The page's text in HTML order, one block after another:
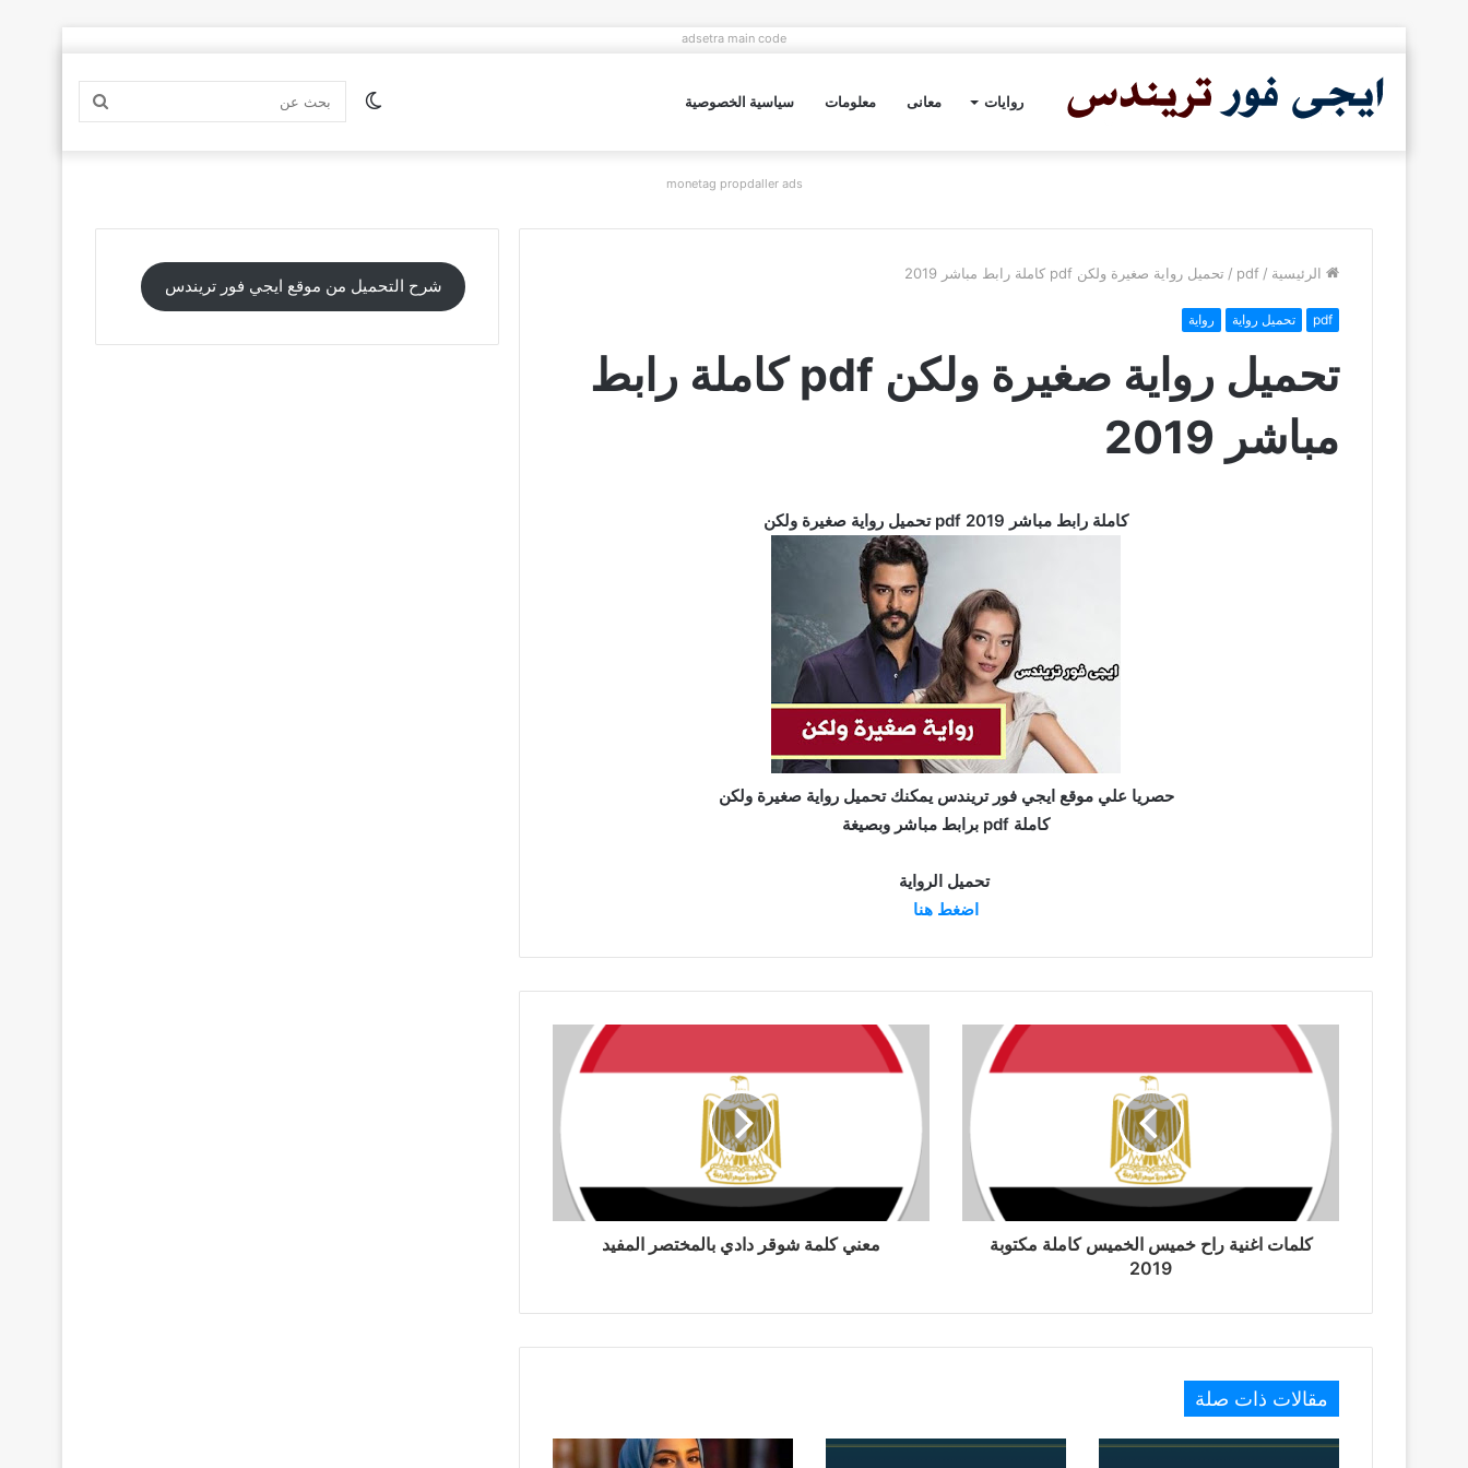
adsetra main code
روايات معانى معلومات سياسية الخصوصية بحث الوضع
monetag propdaller ads
الرئيسية /
pdf
/ تحميل رواية صغيرة ولكن pdf كاملة رابط مباشر 2019
pdf تحميل رواية رواية
تحميل رواية صغيرة ولكن pdf كاملة رابط
مباشر 2019
تحميل رواية صغيرة ولكن pdf كاملة رابط مباشر 2019
حصريا علي موقع ايجي فور تريندس يمكنك تحميل رواية صغيرة ولكن
برابط مباشر وبصيغة pdf كاملة
تحميل الرواية
اضغط هنا
كلمات اغنية راح خميس الخميس كاملة مكتوبة
2019
معني كلمة شوقر دادي بالمختصر المفيد
مقالات ذات صلة
شرح التحميل من موقع ايجي فور تريندس